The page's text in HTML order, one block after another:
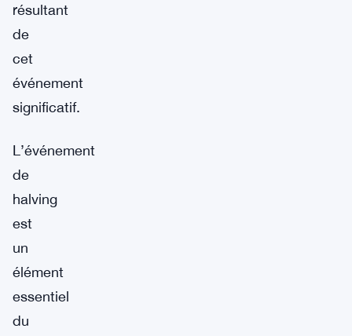
résultant
de
cet
événement
significatif.
L’événement
de
halving
est
un
élément
essentiel
du